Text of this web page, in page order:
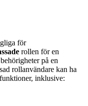
för
rollen för en
på en
rollanvändare kan ha
inklusive: